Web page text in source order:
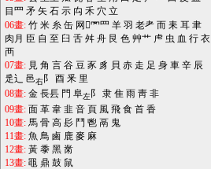
目罒 矛 矢 石 示 禸 禾 穴 立
06畫: 竹 米 糸 缶 网罓罒 羊 羽 老耂 而 耒 耳 聿
肉月 臣 自 至 臼 舌 舛 舟 艮 色 艸艹 虍 虫 血 行 衣
襾
07畫: 見 角 言 谷 豆 豕 豸 貝 赤 走 足 身 車 辛 辰
辵辶
邑右阝 酉 釆 里
08畫: 金 長镸 門 阜左阝 隶 隹 雨 靑 非
09畫: 面 革 韋 韭 音 頁 風 飛 食 首 香
10畫: 馬 骨 高 髟 鬥 鬯 鬲 鬼
11畫: 魚 鳥 鹵 鹿 麥 麻
12畫: 黃 黍 黑 黹
13畫: 黽 鼎 鼓 鼠